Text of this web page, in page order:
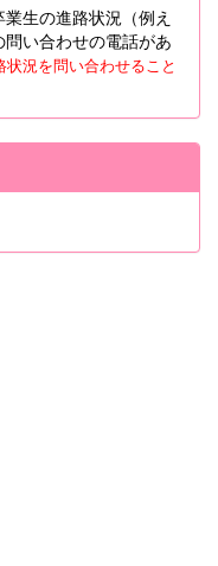
生の進路状況（例え
い合わせの電話があ
況を問い合わせること